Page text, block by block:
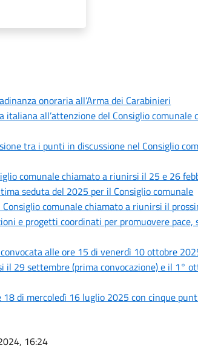
onoraria all’Arma dei Carabinieri
italiana all’attenzione del Consiglio
tra i punti in discussione nel Consiglio
comunale chiamato a riunirsi il 25 e 26
seduta del 2025 per il Consiglio comunale
comunale chiamato a riunirsi il
e progetti coordinati per promuovere pace,
alle ore 15 di venerdì 10 ottobre
29 settembre (prima convocazione) e il 1°
di mercoledì 16 luglio 2025 con cinque
16:24